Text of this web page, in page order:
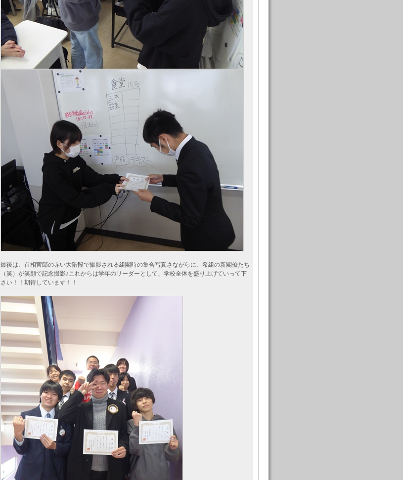
最後は、首相官邸の赤い大階段で撮影される組閣時の集合写真さながらに、希組の新閣僚たち
（笑）が笑顔で記念撮影♪これからは学年のリーダーとして、学校全体を盛り上げていって下
さい！！期待しています！！